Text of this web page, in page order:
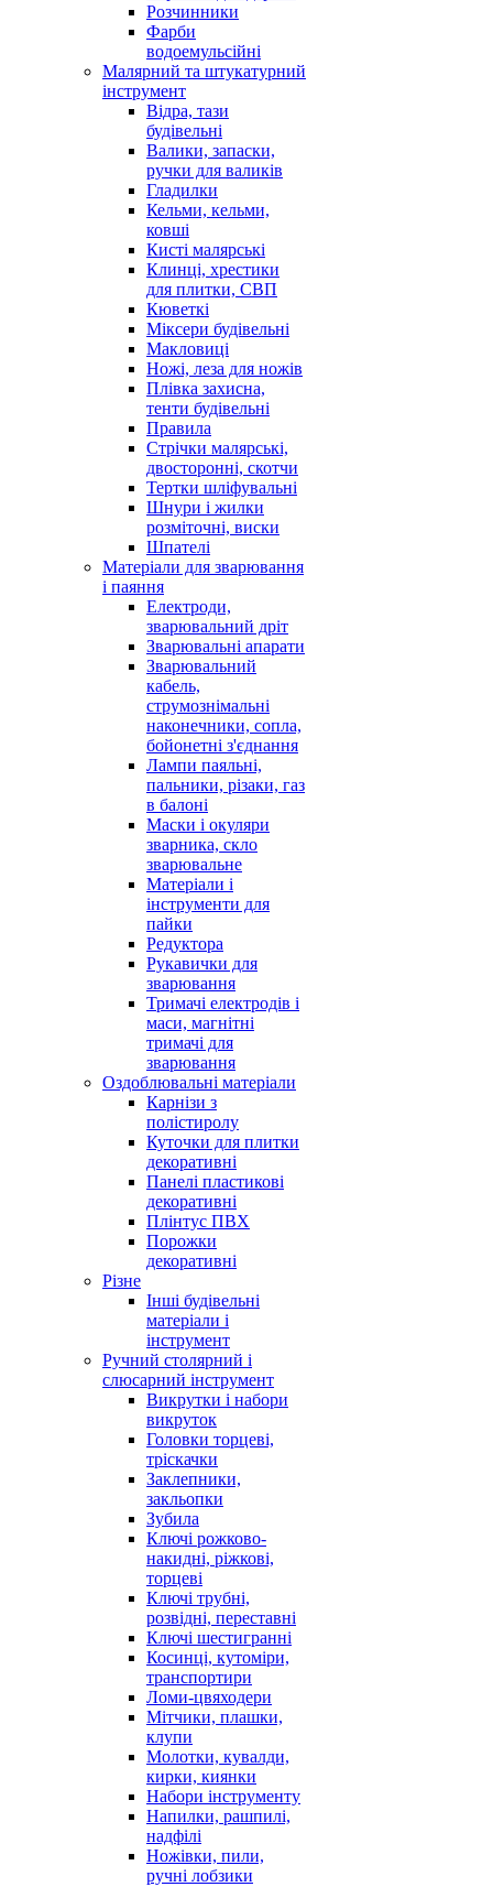
Розчинники
Фарби
водоемульсійні
Малярний та штукатурний
інструмент
Відра, тази
будівельні
Валики, запаски,
ручки для валиків
Гладилки
Кельми, кельми,
ковші
Кисті малярські
Клинці, хрестики
для плитки, СВП
Кюветкі
Міксери будівельні
Макловиці
Ножі, леза для ножів
Плівка захисна,
тенти будівельні
Правила
Стрічки малярські,
двосторонні, скотчи
Тертки шліфувальні
Шнури і жилки
розміточні, виски
Шпателі
Матеріали для зварювання
і паяння
Електроди,
зварювальний дріт
Зварювальні апарати
Зварювальний
кабель,
струмознімальні
наконечники, сопла,
бойонетні з'єднання
Лампи паяльні,
пальники, різаки, газ
в балоні
Маски і окуляри
зварника, скло
зварювальне
Матеріали і
інструменти для
пайки
Редуктора
Рукавички для
зварювання
Тримачі електродів і
маси, магнітні
тримачі для
зварювання
Оздоблювальні матеріали
Карнізи з
полістиролу
Куточки для плитки
декоративні
Панелі пластикові
декоративні
Плінтус ПВХ
Порожки
декоративні
Різне
Інші будівельні
матеріали і
інструмент
Ручний столярний і
слюсарний інструмент
Викрутки і набори
викруток
Головки торцеві,
тріскачки
Заклепники,
закльопки
Зубила
Ключі рожково-
накидні, ріжкові,
торцеві
Ключі трубні,
розвідні, переставні
Ключі шестигранні
Косинці, кутоміри,
транспортири
Ломи-цвяходери
Мітчики, плашки,
клупи
Молотки, кувалди,
кирки, киянки
Набори інструменту
Напилки, рашпилі,
надфілі
Ножівки, пили,
ручні лобзики